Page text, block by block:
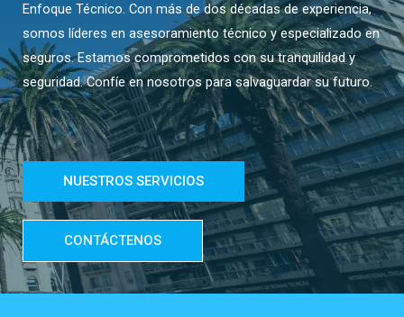
Enfoque Técnico. Con más de dos décadas de experiencia,
somos líderes en asesoramiento técnico y especializado en
seguros. Estamos comprometidos con su tranquilidad y
seguridad. Confíe en nosotros para salvaguardar su futuro.
NUESTROS SERVICIOS
CONTÁCTENOS